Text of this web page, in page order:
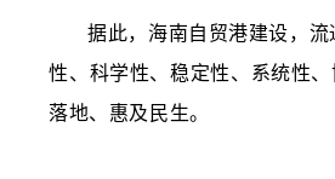
据此，海南自贸港建设，
性、科学性、稳定性、系统性
落地、惠及民生。